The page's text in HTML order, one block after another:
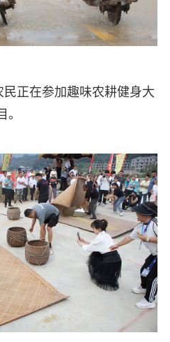
正在参加趣味农耕健身大